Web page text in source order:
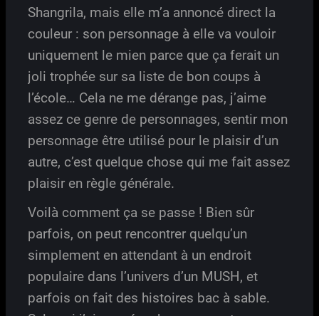
Shangrila, mais elle m’a annoncé direct la
couleur : son personnage à elle va vouloir
uniquement le mien parce que ça ferait un
joli trophée sur sa liste de bon coups à
l’école… Cela ne me dérange pas, j’aime
assez ce genre de personnages, sentir mon
personnage être utilisé pour le plaisir d’un
autre, c’est quelque chose qui me fait assez
plaisir en règle générale.
Voilà comment ça se passe ! Bien sûr
parfois, on peut rencontrer quelqu’un
simplement en attendant à un endroit
populaire dans l’univers d’un MUSH, et
parfois on fait des histoires bac à sable.